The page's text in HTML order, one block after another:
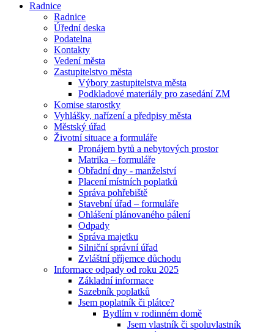
Radnice
Radnice
Úřední deska
Podatelna
Kontakty
Vedení města
Zastupitelstvo města
Výbory zastupitelstva města
Podkladové materiály pro zasedání ZM
Komise starostky
Vyhlášky, nařízení a předpisy města
Městský úřad
Životní situace a formuláře
Pronájem bytů a nebytových prostor
Matrika – formuláře
Obřadní dny - manželství
Placení místních poplatků
Správa pohřebiště
Stavební úřad – formuláře
Ohlášení plánovaného pálení
Odpady
Správa majetku
Silniční správní úřad
Zvláštní příjemce důchodu
Informace odpady od roku 2025
Základní informace
Sazebník poplatků
Jsem poplatník či plátce?
Bydlím v rodinném domě
Jsem vlastník či spoluvlastník